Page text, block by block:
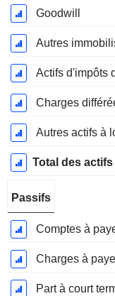
Goodwill
Autres
Actifs d'impôts
Charges
Autres actifs à
Total des actifs
Passifs
Comptes à
Charges à
Part à court